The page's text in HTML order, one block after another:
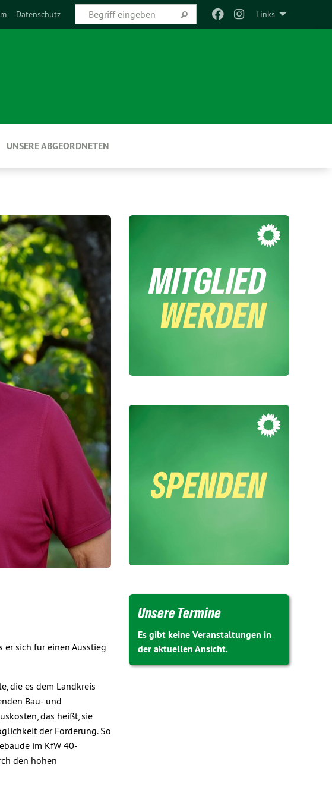
Links
Datenschutz
UNSERE ABGEORDNETEN
sich für einen Ausstieg
die es dem Landkreis
Bau- und
das heißt, sie
der Förderung. So
im KfW 40-
den hohen
Unsere Termine
Es gibt keine Veranstaltungen in
der aktuellen Ansicht.